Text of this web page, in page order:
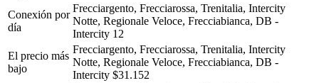
Conexión por
día
Frecciargento, Frecciarossa, Trenitalia, Intercity
Notte, Regionale Veloce, Frecciabianca, DB -
Intercity 12
El precio más
bajo
Frecciargento, Frecciarossa, Trenitalia, Intercity
Notte, Regionale Veloce, Frecciabianca, DB -
Intercity $31.152